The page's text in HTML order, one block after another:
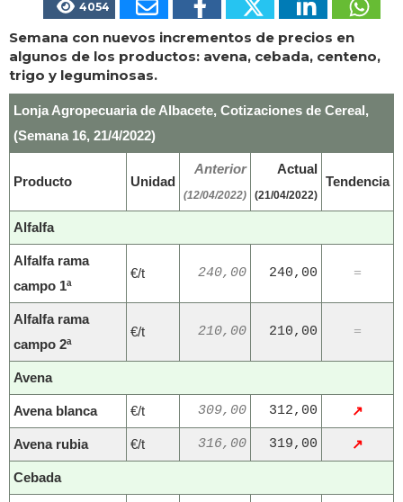
4054
Semana con nuevos incrementos de precios en
algunos de los productos: avena, cebada, centeno,
trigo y leguminosas.
Lonja Agropecuaria de Albacete, Cotizaciones de Cereal,
(Semana 16, 21/4/2022)
Producto Unidad
Anterior
(12/04/2022)
Actual
(21/04/2022)
Tendencia
Alfalfa
Alfalfa rama
campo 1ª
€/t 240,00 240,00 =
Alfalfa rama
campo 2ª
€/t 210,00 210,00 =
Avena
Avena blanca €/t 309,00 312,00 ↗
Avena rubia €/t 316,00 319,00 ↗
Cebada